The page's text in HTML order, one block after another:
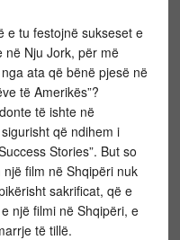
e tu festojnë sukseset e
në Nju Jork, për më
ata që bënë pjesë në
të Amerikës”?
të ishte në
që ndihem i
Stories”. But so
film në Shqipëri nuk
sakrificat, që e
një filmi në Shqipëri, e
të tillë.